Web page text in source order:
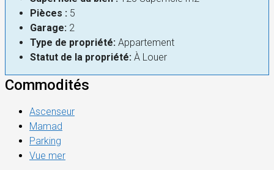
Pièces : 5
Garage: 2
Type de propriété: Appartement
Statut de la propriété: À Louer
Commodités
Ascenseur
Mamad
Parking
Vue mer